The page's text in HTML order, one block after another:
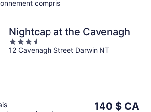
compris
Nightcap at the Cavenagh
3.5
out
12 Cavenagh Street Darwin NT
Le
140 $ CA